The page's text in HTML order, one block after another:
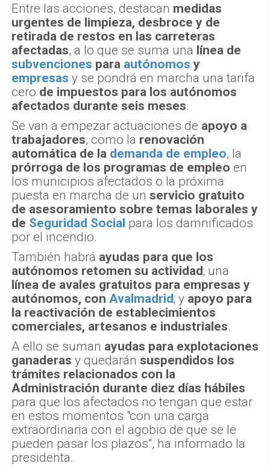
Entre las acciones, destacan medidas
urgentes de limpieza, desbroce y de
retirada de restos en las carreteras
afectadas, a lo que se suma una línea de
subvenciones para autónomos y
empresas y se pondrá en marcha una tarifa
cero de impuestos para los autónomos
afectados durante seis meses.
Se van a empezar actuaciones de apoyo a
trabajadores, como la renovación
automática de la demanda de empleo, la
prórroga de los programas de empleo en
los municipios afectados o la próxima
puesta en marcha de un servicio gratuito
de asesoramiento sobre temas laborales y
de Seguridad Social para los damnificados
por el incendio.
También habrá ayudas para que los
autónomos retomen su actividad; una
línea de avales gratuitos para empresas y
autónomos, con Avalmadrid; y apoyo para
la reactivación de establecimientos
comerciales, artesanos e industriales.
A ello se suman ayudas para explotaciones
ganaderas y quedarán suspendidos los
trámites relacionados con la
Administración durante diez días hábiles
para que los afectados no tengan que estar
en estos momentos "con una carga
extraordinaria con el agobio de que se le
pueden pasar los plazos", ha informado la
presidenta.